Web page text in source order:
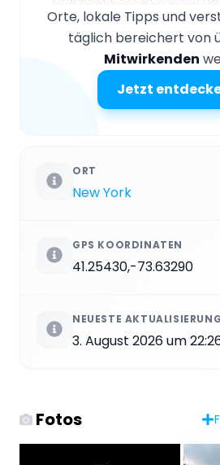
Orte, lokale Tipps und
täglich bereichert von
Mitwirkenden
Jetzt
ORT
New York
GPS KOORDINATEN
41.25430,-73.63290
NEUESTE AKTUALISIERUNG
3. August 2026 um
Fotos